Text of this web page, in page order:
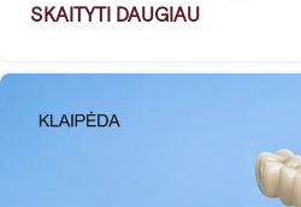
SKAITYTI DAUGIAU